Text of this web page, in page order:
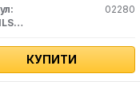
02280
FEBI BILSTEIN
КУПИТИ